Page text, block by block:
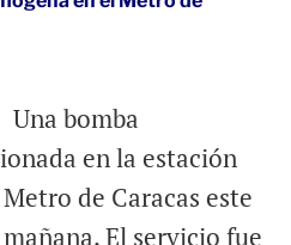
bomba
en la estación
de Caracas este
El servicio fue